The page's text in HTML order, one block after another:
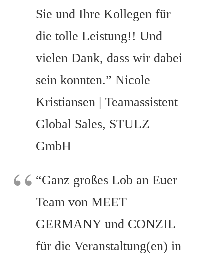
Sie und Ihre Kollegen für
die tolle Leistung!! Und
vielen Dank, dass wir dabei
sein konnten.” Nicole
Kristiansen | Teamassistent
Global Sales, STULZ
GmbH
“Ganz großes Lob an Euer
Team von MEET
GERMANY und CONZIL
für die Veranstaltung(en) in